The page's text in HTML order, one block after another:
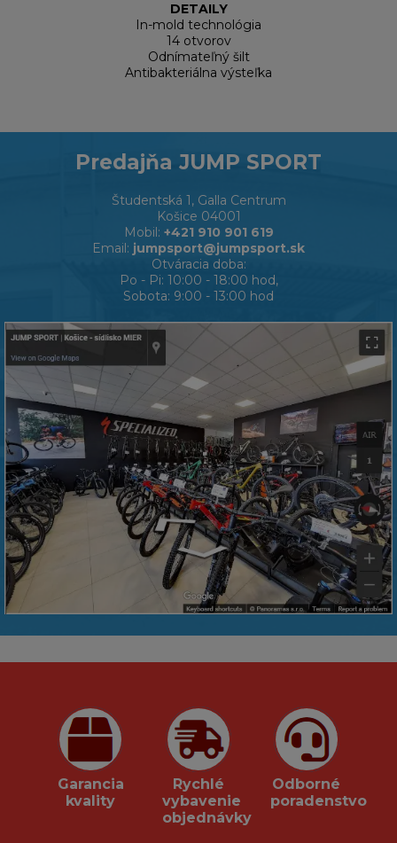
DETAILY
In-mold technológia
14 otvorov
Odnímateľný šilt
Antibakteriálna výsteľka
Predajňa JUMP SPORT
Študentská 1, Galla Centrum
Košice 04001
Mobil: +421 910 901 619
Email: jumpsport@jumpsport.sk
Otváracia doba:
Po - Pi: 10:00 - 18:00 hod,
Sobota: 9:00 - 13:00 hod
Garancia
kvality
Rychlé
vybavenie
objednávky
Odborné
poradenstvo